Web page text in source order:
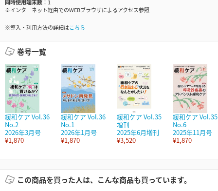
同時使用端末数
1
※インターネット経由でのWEBブラウザによるアクセス参照
※導入・利用方法の詳細はこちら
巻号一覧
緩和ケア Vol.36
No.2
2026年3月号
¥1,870
緩和ケア Vol.36
No.1
2026年1月号
¥1,870
緩和ケア Vol.35
増刊
2025年6月増刊
¥3,520
緩和ケア Vol.35
No.6
2025年11月号
¥1,870
この商品を買った人は、こんな商品も買っています。